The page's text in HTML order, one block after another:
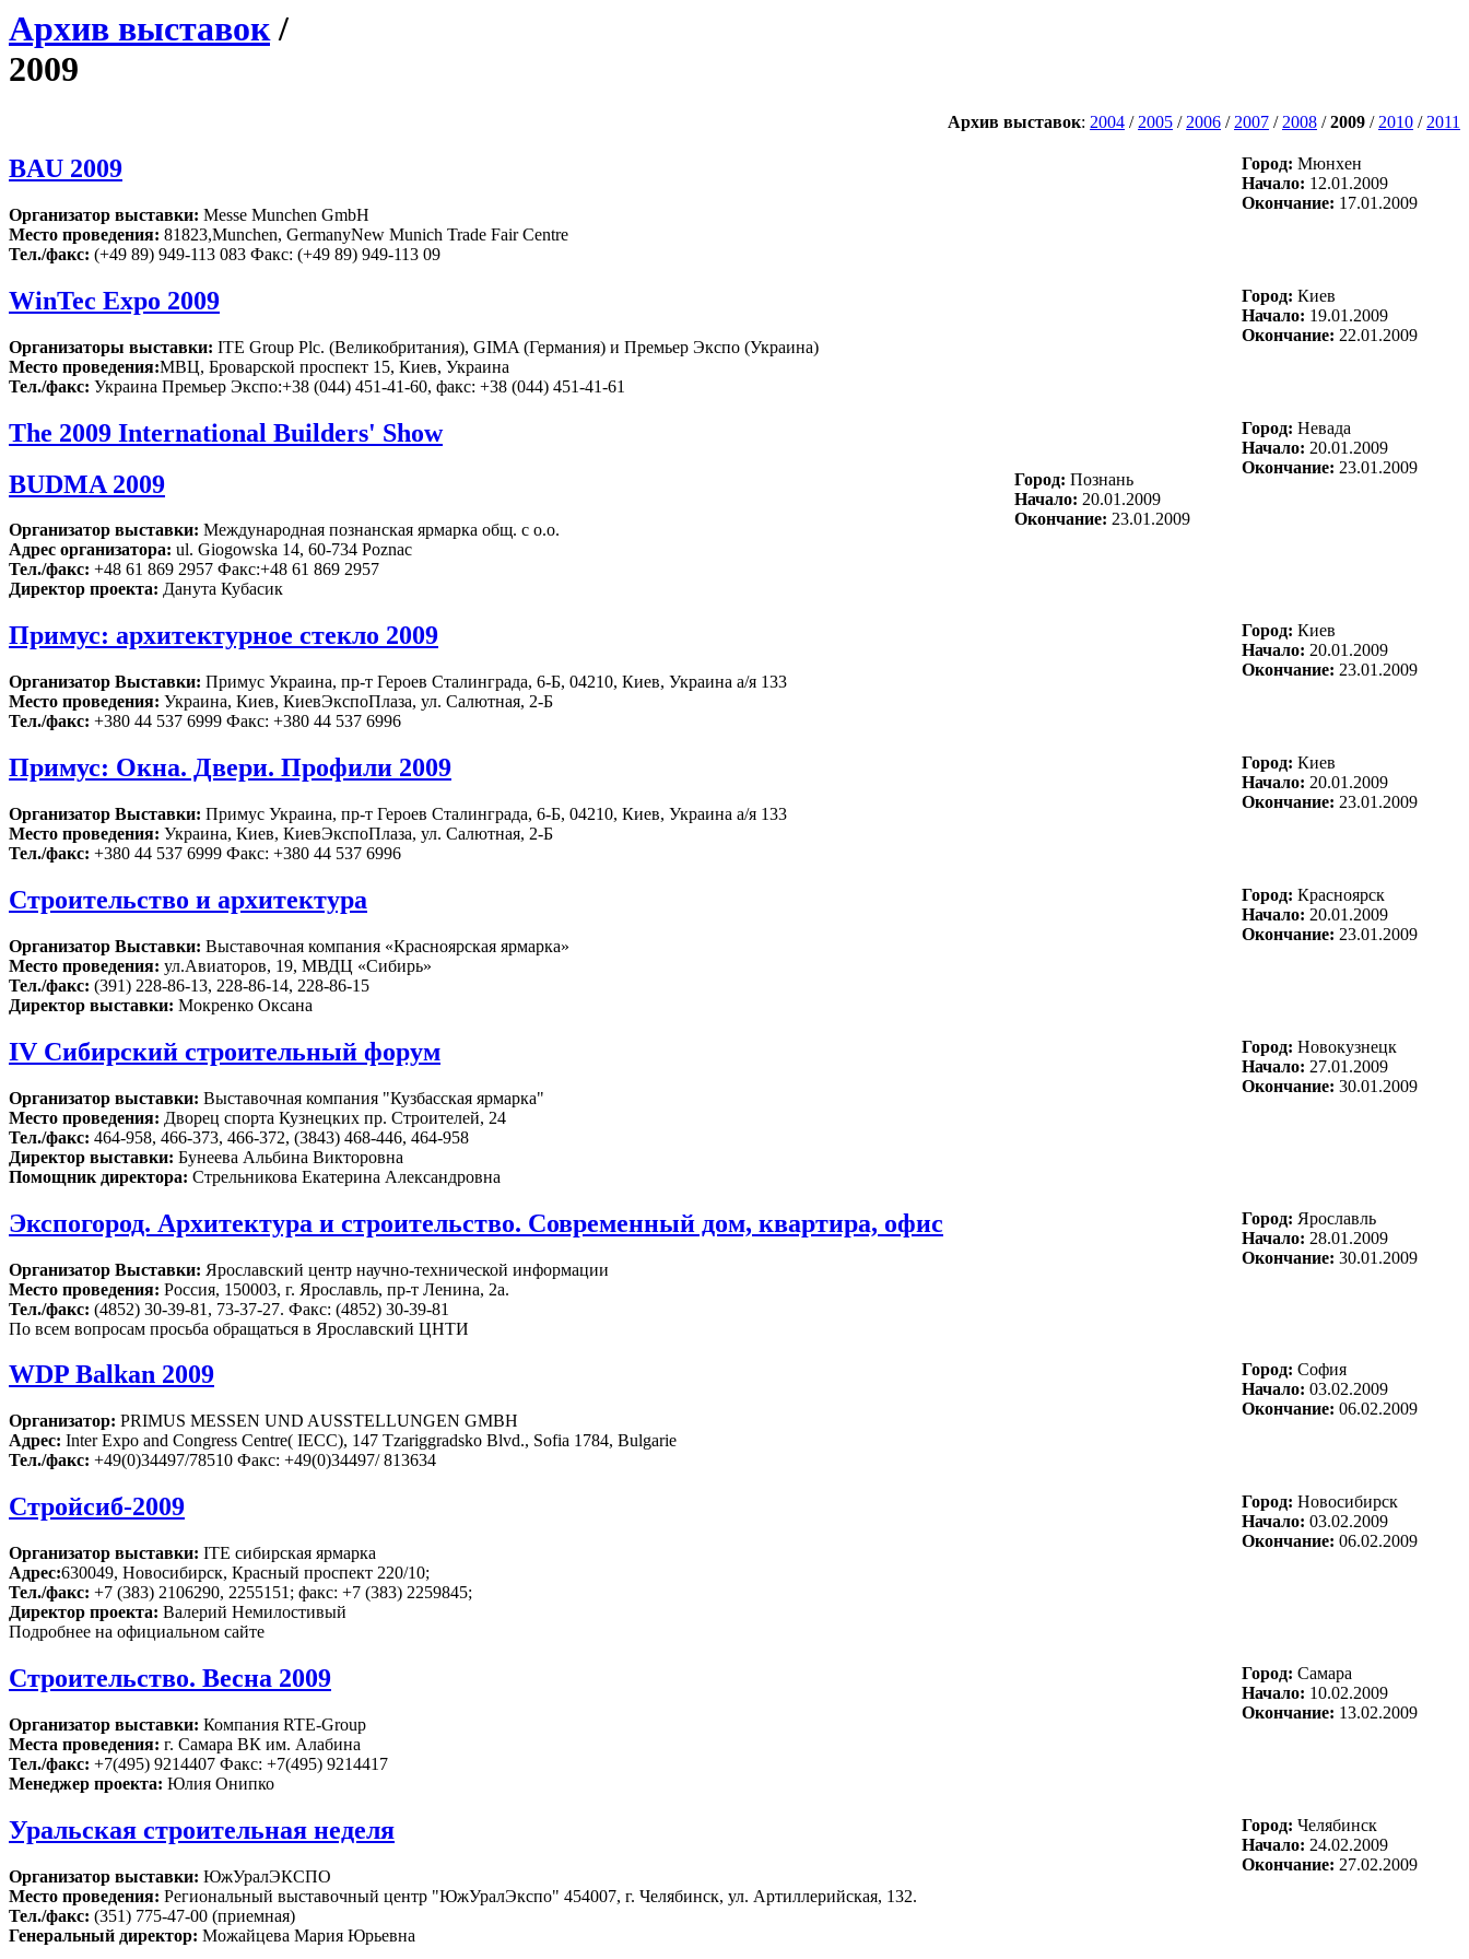
Архив выставок /
2009
Архив выставок: 2004 / 2005 / 2006 / 2007 / 2008 /2009 / 2010 / 2011
Город: Мюнхен
Начало: 12.01.2009
Окончание: 17.01.2009
BAU 2009
Организатор выставки: Messe Munchen GmbH
Место проведения: 81823,Munchen, GermanyNew Munich Trade Fair Centre
Тел./факс: (+49 89) 949-113 083 Факс: (+49 89) 949-113 09
Город: Киев
Начало: 19.01.2009
Окончание: 22.01.2009
WinTec Expo 2009
Организаторы выставки: ITE Group Plc. (Великобритания), GIMA (Германия) и Премьер Экспо (Украина)
Место проведения:МВЦ, Броварской проспект 15, Киев, Украина
Тел./факс: Украина Премьер Экспо:+38 (044) 451-41-60, факс: +38 (044) 451-41-61
Город: Невада
Начало: 20.01.2009
Окончание: 23.01.2009
The 2009 International Builders' Show
Город: Познань
Начало: 20.01.2009
Окончание: 23.01.2009
BUDMA 2009
Организатор выставки: Международная познанская ярмарка общ. с о.о.
Адрес организатора: ul. Gіogowska 14, 60-734 Poznaс
Тел./факс: +48 61 869 2957 Факс:+48 61 869 2957
Директор проекта: Дaнутa Кубaсик
Город: Киев
Начало: 20.01.2009
Окончание: 23.01.2009
Примус: архитектурное стекло 2009
Организатор Выставки: Примус Украина, пр-т Героев Сталинграда, 6-Б, 04210, Киев, Украина а/я 133
Место проведения: Украина, Киев, КиевЭкспоПлаза, ул. Салютная, 2-Б
Тел./факс: +380 44 537 6999 Факс: +380 44 537 6996
Город: Киев
Начало: 20.01.2009
Окончание: 23.01.2009
Примус: Окна. Двери. Профили 2009
Организатор Выставки: Примус Украина, пр-т Героев Сталинграда, 6-Б, 04210, Киев, Украина а/я 133
Место проведения: Украина, Киев, КиевЭкспоПлаза, ул. Салютная, 2-Б
Тел./факс: +380 44 537 6999 Факс: +380 44 537 6996
Город: Красноярск
Начало: 20.01.2009
Окончание: 23.01.2009
Строительство и архитектура
Организатор Выставки: Выставочная компания «Красноярская ярмарка»
Место проведения: ул.Авиаторов, 19, МВДЦ «Сибирь»
Тел./факс: (391) 228-86-13, 228-86-14, 228-86-15
Директор выставки: Мокренко Оксана
Город: Новокузнецк
Начало: 27.01.2009
Окончание: 30.01.2009
IV Сибирский строительный форум
Организатор выставки: Выставочная компания "Кузбасская ярмарка"
Место проведения: Дворец спорта Кузнецких пр. Строителей, 24
Тел./факс: 464-958, 466-373, 466-372, (3843) 468-446, 464-958
Директор выставки: Бунеева Альбина Викторовна
Помощник директора: Стрельникова Екатерина Александровна
Город: Ярославль
Начало: 28.01.2009
Окончание: 30.01.2009
Экспогород. Архитектура и строительство. Современный дом, квартира, офис
Организатор Выставки: Ярославский центр научно-технической информации
Место проведения: Россия, 150003, г. Ярославль, пр-т Ленина, 2а.
Тел./факс: (4852) 30-39-81, 73-37-27. Факс: (4852) 30-39-81
По всем вопросам просьба обращаться в Ярославский ЦНТИ
Город: София
Начало: 03.02.2009
Окончание: 06.02.2009
WDP Balkan 2009
Организатор: PRIMUS MESSEN UND AUSSTELLUNGEN GMBH
Адрес: Inter Expo and Congress Centre( IECC), 147 Tzariggradsko Blvd., Sofia 1784, Bulgarie
Тел./факс: +49(0)34497/78510 Факс: +49(0)34497/ 813634
Город: Новосибирск
Начало: 03.02.2009
Окончание: 06.02.2009
Стройсиб-2009
Организатор выставки: ITE сибирская ярмарка
Адрес:630049, Новосибирск, Красный проспект 220/10;
Тел./факс: +7 (383) 2106290, 2255151; факс: +7 (383) 2259845;
Директор проекта: Валерий Немилостивый
Подробнее на официальном сайте
Город: Самара
Начало: 10.02.2009
Окончание: 13.02.2009
Строительство. Весна 2009
Организатор выставки: Компания RTE-Group
Места проведения: г. Самара ВК им. Алабина
Тел./факс: +7(495) 9214407 Факс: +7(495) 9214417
Менеджер проекта: Юлия Онипко
Город: Челябинск
Начало: 24.02.2009
Окончание: 27.02.2009
Уральская строительная неделя
Организатор выставки: ЮжУралЭКСПО
Место проведения: Региональный выставочный центр "ЮжУралЭкспо" 454007, г. Челябинск, ул. Артиллерийская, 132.
Тел./факс: (351) 775-47-00 (приемная)
Генеральный директор: Можайцева Мария Юрьевна